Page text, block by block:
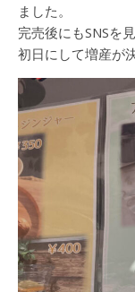
ました。
完売後にもSNSを
初日にして増産が